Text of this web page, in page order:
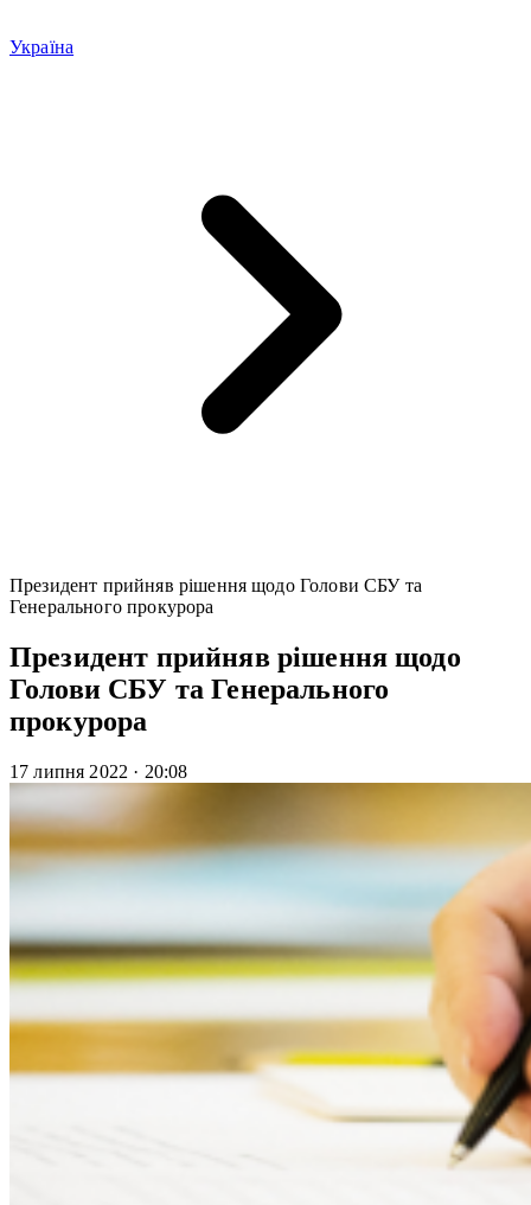
Україна
Президент прийняв рішення щодо Голови СБУ та
Генерального прокурора
Президент прийняв рішення щодо
Голови СБУ та Генерального
прокурора
17 липня 2022 · 20:08